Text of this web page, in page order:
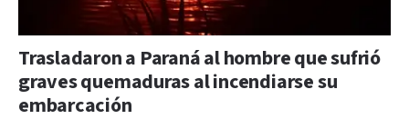
Trasladaron a Paraná al hombre que sufrió
graves quemaduras al incendiarse su
embarcación